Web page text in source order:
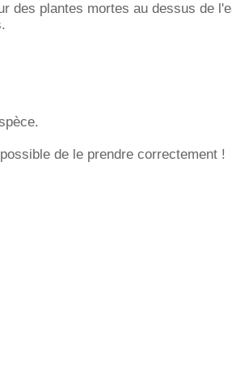
des plantes mortes au dessus de
de le prendre correctement !